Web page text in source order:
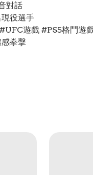
對話
役選手
遊戲 #PS5格鬥遊
拳擊